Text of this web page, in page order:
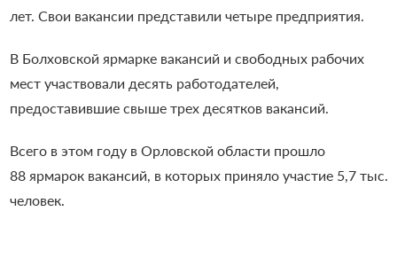
лет. Свои вакансии представили четыре предприятия.
В Болховской ярмарке вакансий и свободных рабочих
мест участвовали десять работодателей,
предоставившие свыше трех десятков вакансий.
Всего в этом году в Орловской области прошло
88 ярмарок вакансий, в которых приняло участие 5,7 тыс.
человек.